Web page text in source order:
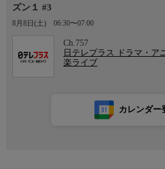
ズン１ #3
8月8日(土) 06:30〜07:00
Ch.757
日テレプラス ドラマ・ア
楽ライブ
カレンダー